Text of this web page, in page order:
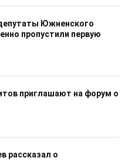
Южненского
пропустили первую
приглашают на форум о
рассказал о